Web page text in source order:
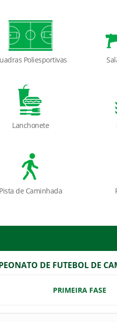
Poliesportivas
Lanchonete
Pista de Caminhada
DE FUTEBOL DE
PRIMEIRA FASE